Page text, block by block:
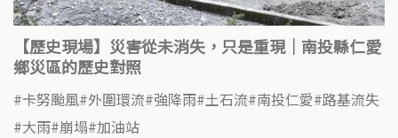
【歷史現場】災害從未消失，只是重現｜南投縣仁愛
鄉災區的歷史對照
卡努颱風 外圍環流 強降雨 土石流 南投仁愛 路基流失
大雨 崩塌 加油站